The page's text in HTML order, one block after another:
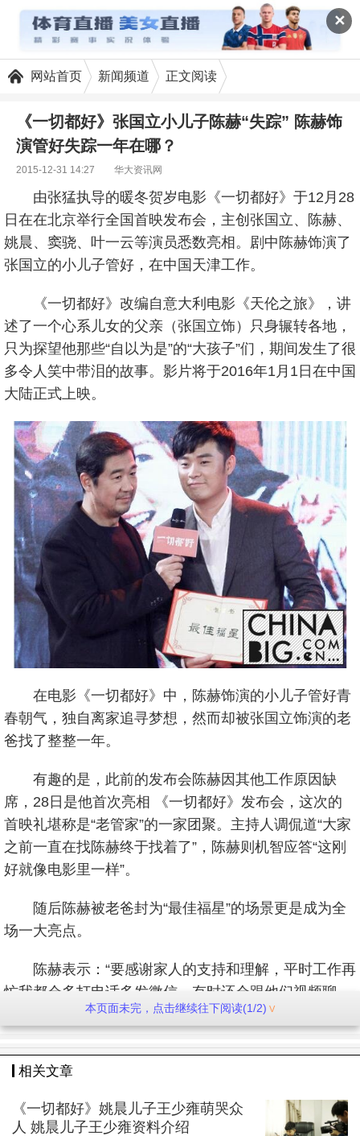
✕
网站首页 新闻频道 正文阅读
《一切都好》张国立小儿子陈赫“失踪” 陈赫饰
演管好失踪一年在哪？
2015-12-31 14:27 华大资讯网
由张猛执导的暖冬贺岁电影《一切都好》于12月28
日在在北京举行全国首映发布会，主创张国立、陈赫、
姚晨、窦骁、叶一云等演员悉数亮相。剧中陈赫饰演了
张国立的小儿子管好，在中国天津工作。
《一切都好》改编自意大利电影《天伦之旅》，讲
述了一个心系儿女的父亲（张国立饰）只身辗转各地，
只为探望他那些“自以为是”的“大孩子”们，期间发生了很
多令人笑中带泪的故事。影片将于2016年1月1日在中国
大陆正式上映。
在电影《一切都好》中，陈赫饰演的小儿子管好青
春朝气，独自离家追寻梦想，然而却被张国立饰演的老
爸找了整整一年。
有趣的是，此前的发布会陈赫因其他工作原因缺
席，28日是他首次亮相 《一切都好》发布会，这次的
首映礼堪称是“老管家”的一家团聚。主持人调侃道“大家
之前一直在找陈赫终于找着了”，陈赫则机智应答“这刚
好就像电影里一样”。
随后陈赫被老爸封为“最佳福星”的场景更是成为全
场一大亮点。
陈赫表示：“要感谢家人的支持和理解，平时工作再
忙我都会多打电话多发微信，有时还会跟他们视频聊
天，而就像我在《一封家书》里唱的那样，今年过年我
同时，片中主演姚晨、陈赫及推广曲演唱者好妹妹
将登湖南卫视、央视三套跨年晚会，现场演唱《一封家
书》，陪全国观众一起跨年。
本页面未完，点击继续往下阅读(1/2)
相关文章
《一切都好》姚晨儿子王少雍萌哭众
人 姚晨儿子王少雍资料介绍